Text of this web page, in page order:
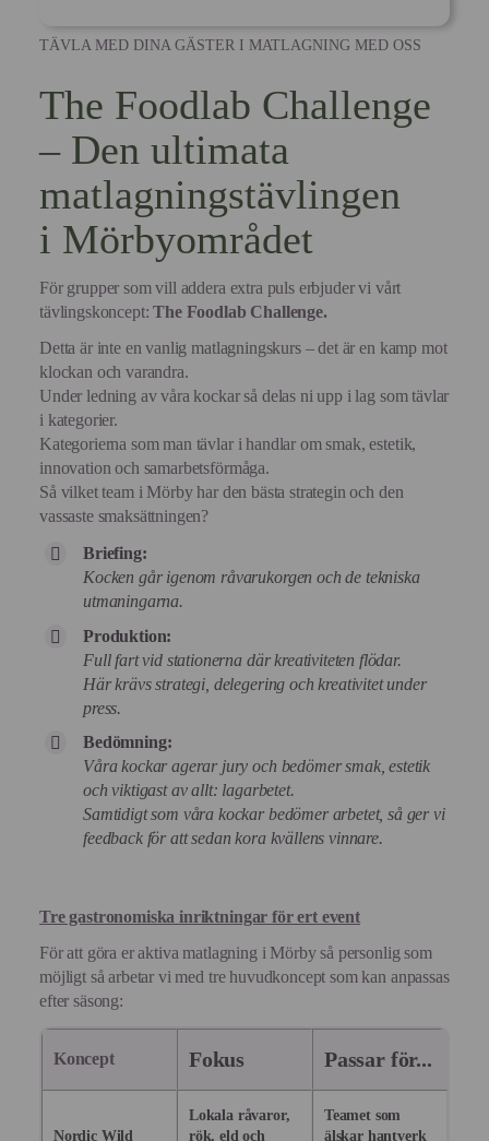
TÄVLA MED DINA GÄSTER I MATLAGNING MED OSS
The Foodlab Challenge
– Den ultimata
matlagningstävlingen
i Mörbyområdet
För grupper som vill addera extra puls erbjuder vi vårt
tävlingskoncept:The Foodlab Challenge.
Detta är inte en vanlig matlagningskurs – det är en kamp mot
klockan och varandra.
Under ledning av våra kockar så delas ni upp i lag som tävlar
i kategorier.
Kategorierna som man tävlar i handlar om smak, estetik,
innovation och samarbetsförmåga.
Så vilket team i Mörby har den bästa strategin och den
vassaste smaksättningen?
Briefing:
Kocken går igenom råvarukorgen och de tekniska
utmaningarna.
Produktion:
Full fart vid stationerna där kreativiteten flödar.
Här krävs strategi, delegering och kreativitet under
press.
Bedömning:
Våra kockar agerar jury och bedömer smak, estetik
och viktigast av allt: lagarbetet.
Samtidigt som våra kockar bedömer arbetet, så ger vi
feedback för att sedan kora kvällens vinnare.
Tre gastronomiska inriktningar för ert event
För att göra er aktiva matlagning i Mörby så personlig som
möjligt så arbetar vi med tre huvudkoncept som kan anpassas
efter säsong:
Koncept Fokus Passar för...
Nordic Wild
Lokala råvaror,
rök, eld och
Teamet som
älskar hantverk